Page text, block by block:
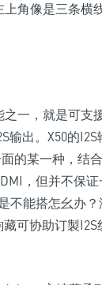
角像是三条横
一，就是可支
出。X50的
的某一种，结
，但并不保
不能搭怎幺办
可协助订製